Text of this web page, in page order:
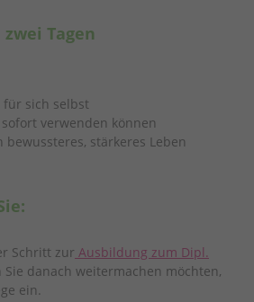
Tagen
für sich selbst
verwenden können
bewussteres, stärkeres Leben
Schritt zur Ausbildung zum Dipl.
Sie danach weitermachen möchten,
ein.